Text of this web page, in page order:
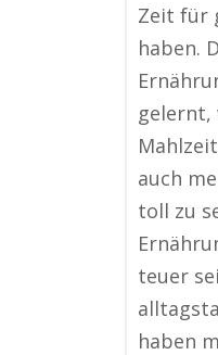
Zeit für
haben.
gelernt,
auch
toll zu
teuer
haben